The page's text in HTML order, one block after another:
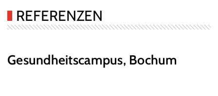
REFERENZEN
Gesundheitscampus, Bochum